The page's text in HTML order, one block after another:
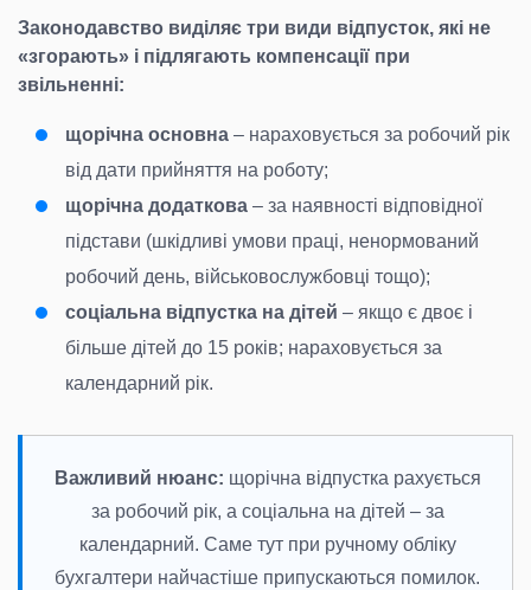
Законодавство виділяє три види відпусток, які не
«згорають» і підлягають компенсації при
звільненні:
щорічна основна – нараховується за робочий рік
від дати прийняття на роботу;
щорічна додаткова – за наявності відповідної
підстави (шкідливі умови праці, ненормований
робочий день, військовослужбовці тощо);
соціальна відпустка на дітей – якщо є двоє і
більше дітей до 15 років; нараховується за
календарний рік.
Важливий нюанс: щорічна відпустка рахується
за робочий рік, а соціальна на дітей – за
календарний. Саме тут при ручному обліку
бухгалтери найчастіше припускаються помилок.